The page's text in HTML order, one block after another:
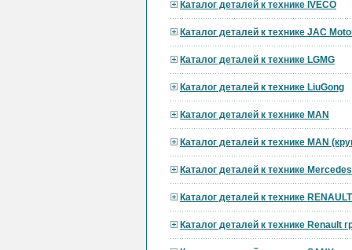
Каталог деталей к технике IVECO
Каталог деталей к технике JAC
Каталог деталей к технике LGMG
Каталог деталей к технике LiuGong
Каталог деталей к технике MAN
Каталог деталей к технике MAN
Каталог деталей к технике
Каталог деталей к технике RENAULT
Каталог деталей к технике Renault